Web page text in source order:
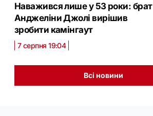
Наважився лише у 53 роки: брат
Анджеліни Джолі вирішив
зробити камінгаут
7 серпня 19:04
Всі новини